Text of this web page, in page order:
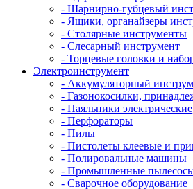
- Шарнирно-губцевый
- Ящики, органайзеры
- Столярные инструменты
- Слесарный инструмент
- Торцевые головки и
Электроинструмент
- Аккумуляторный
- Газонокосилки,
- Паяльники
- Перфораторы
- Пилы
- Пистолеты клеевые и
- Полировальные машины
- Промышленные
- Сварочное оборудование